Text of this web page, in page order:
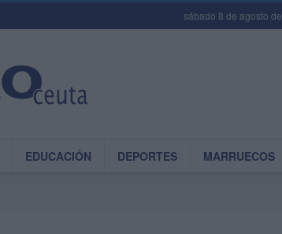
sábado 8 de agosto
EDUCACIÓN DEPORTES MARRUECOS